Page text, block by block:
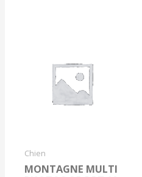
Chien
MONTAGNE MULTI